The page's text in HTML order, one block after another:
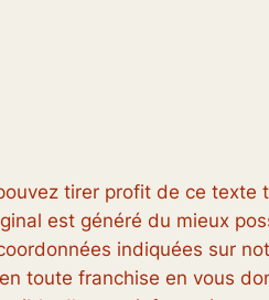
tirer profit de ce texte
est généré du mieux
indiquées sur
toute franchise en vous